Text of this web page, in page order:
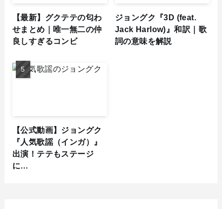
【最新】グクテテの匂わ
せまとめ｜唯一無二の仲
良しすぎるコンビ
ジョングク『3D (feat.
Jack Harlow)』和訳｜歌
詞の意味を解説
【公式動画】ジョングク
『人気歌謡（インガ）』
出演！テテもステージ
に…